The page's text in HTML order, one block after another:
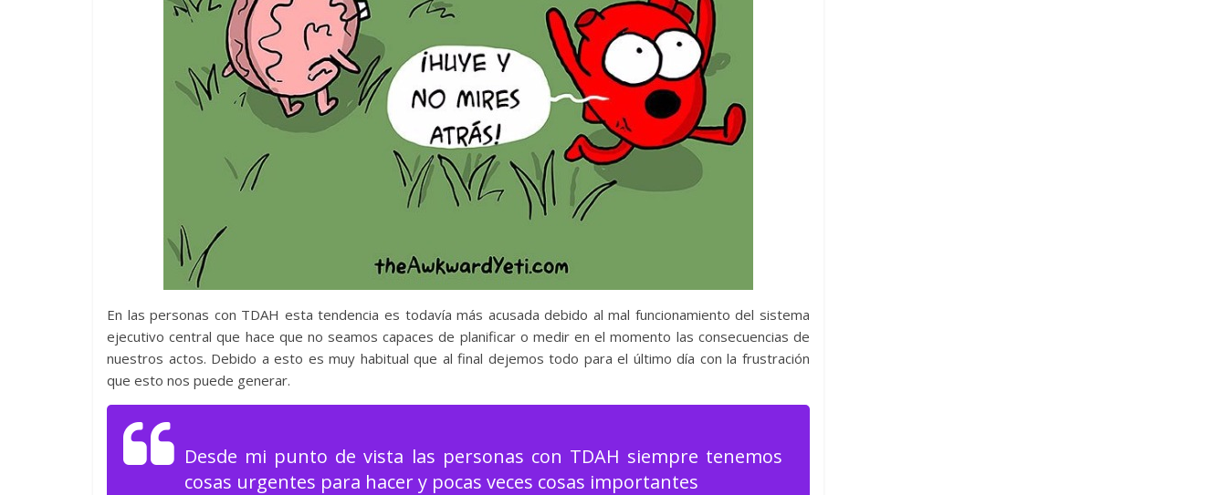
En las personas con TDAH esta tendencia es todavía más acusada debido al mal funcionamiento del sistema
ejecutivo central que hace que no seamos capaces de planificar o medir en el momento las consecuencias de
nuestros actos. Debido a esto es muy habitual que al final dejemos todo para el último día con la frustración
que esto nos puede generar.
Desde mi punto de vista las personas con TDAH siempre tenemos
cosas urgentes para hacer y pocas veces cosas importantes